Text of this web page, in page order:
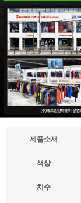
제품소재
색상
치수